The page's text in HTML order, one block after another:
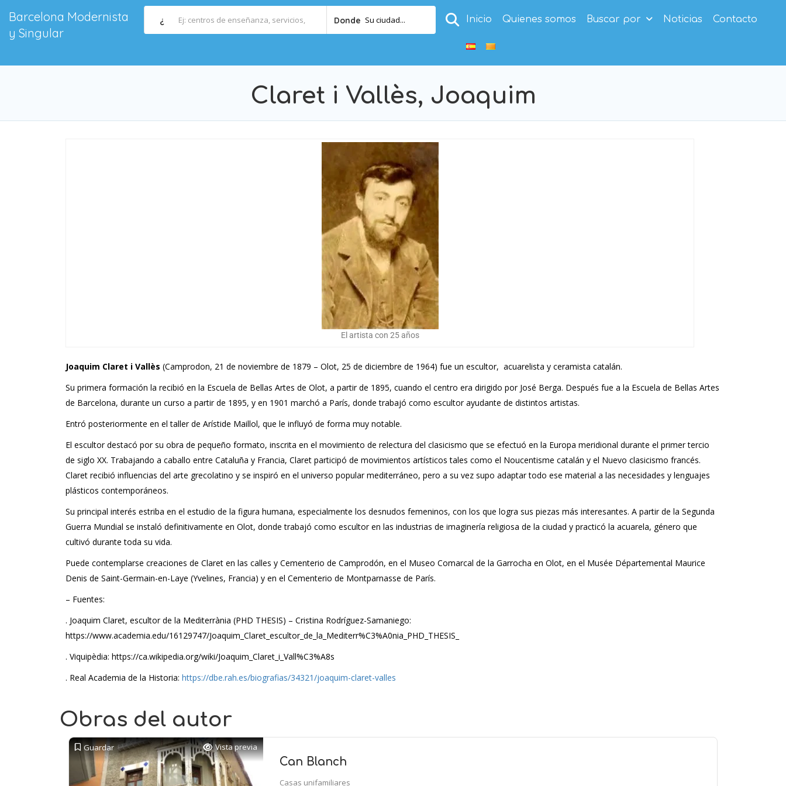
Barcelona Modernista
y Singular
¿ Donde Su ciudad... Inicio Quienes somos Buscar por Noticias Contacto
Claret i Vallès, Joaquim
El artista con 25 años
Joaquim Claret i Vallès (Camprodon, 21 de noviembre de 1879 – Olot, 25 de diciembre de 1964) fue un escultor, acuarelista y ceramista catalán.
Su primera formación la recibió en la Escuela de Bellas Artes de Olot, a partir de 1895, cuando el centro era dirigido por José Berga. Después fue a la Escuela de Bellas Artes
de Barcelona, durante un curso a partir de 1895, y en 1901 marchó a París, donde trabajó como escultor ayudante de distintos artistas.
Entró posteriormente en el taller de Arístide Maillol, que le influyó de forma muy notable.
El escultor destacó por su obra de pequeño formato, inscrita en el movimiento de relectura del clasicismo que se efectuó en la Europa meridional durante el primer tercio
de siglo XX. Trabajando a caballo entre Cataluña y Francia, Claret participó de movimientos artísticos tales como el Noucentisme catalán y el Nuevo clasicismo francés.
Claret recibió influencias del arte grecolatino y se inspiró en el universo popular mediterráneo, pero a su vez supo adaptar todo ese material a las necesidades y lenguajes
plásticos contemporáneos.
Su principal interés estriba en el estudio de la figura humana, especialmente los desnudos femeninos, con los que logra sus piezas más interesantes. A partir de la Segunda
Guerra Mundial se instaló definitivamente en Olot, donde trabajó como escultor en las industrias de imaginería religiosa de la ciudad y practicó la acuarela, género que
cultivó durante toda su vida.
Puede contemplarse creaciones de Claret en las calles y Cementerio de Camprodón, en el Museo Comarcal de la Garrocha en Olot, en el Musée Départemental Maurice
Denis de Saint-Germain-en-Laye (Yvelines, Francia) y en el Cementerio de Montparnasse de París.
– Fuentes:
. Joaquim Claret, escultor de la Mediterrània (PHD THESIS) – Cristina Rodríguez-Samaniego:
https://www.academia.edu/16129747/Joaquim_Claret_escultor_de_la_Mediterr%C3%A0nia_PHD_THESIS_
. Viquipèdia: https://ca.wikipedia.org/wiki/Joaquim_Claret_i_Vall%C3%A8s
. Real Academia de la Historia: https://dbe.rah.es/biografias/34321/joaquim-claret-valles
Obras del autor
Guardar Vista previa
Can Blanch
Casas unifamiliares